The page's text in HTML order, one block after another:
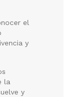
el
y
la
y